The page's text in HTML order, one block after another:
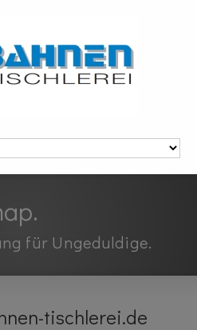
für Ungeduldige.
tischlerei.de